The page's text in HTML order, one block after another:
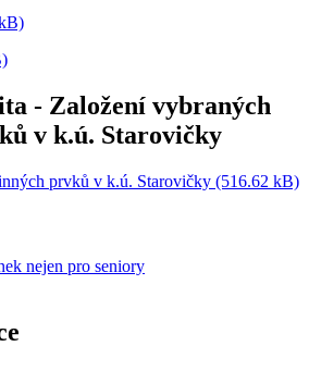
- Založení vybraných
v k.ú. Starovičky
prvků v k.ú. Starovičky (516.62 kB)
nejen pro seniory